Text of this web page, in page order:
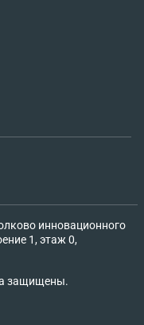
инновационного
1, этаж 0,
защищены.